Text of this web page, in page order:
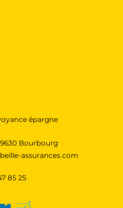
épargne
Bourbourg
assurances.com
85 25